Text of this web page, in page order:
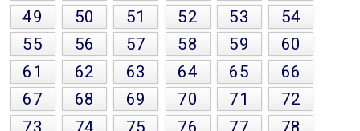
49
50 51 52 53
54
55
56 57 58 59
60
61
62 63 64 65
66
67
68 69 70 71
72
73
74 75 76 77
78